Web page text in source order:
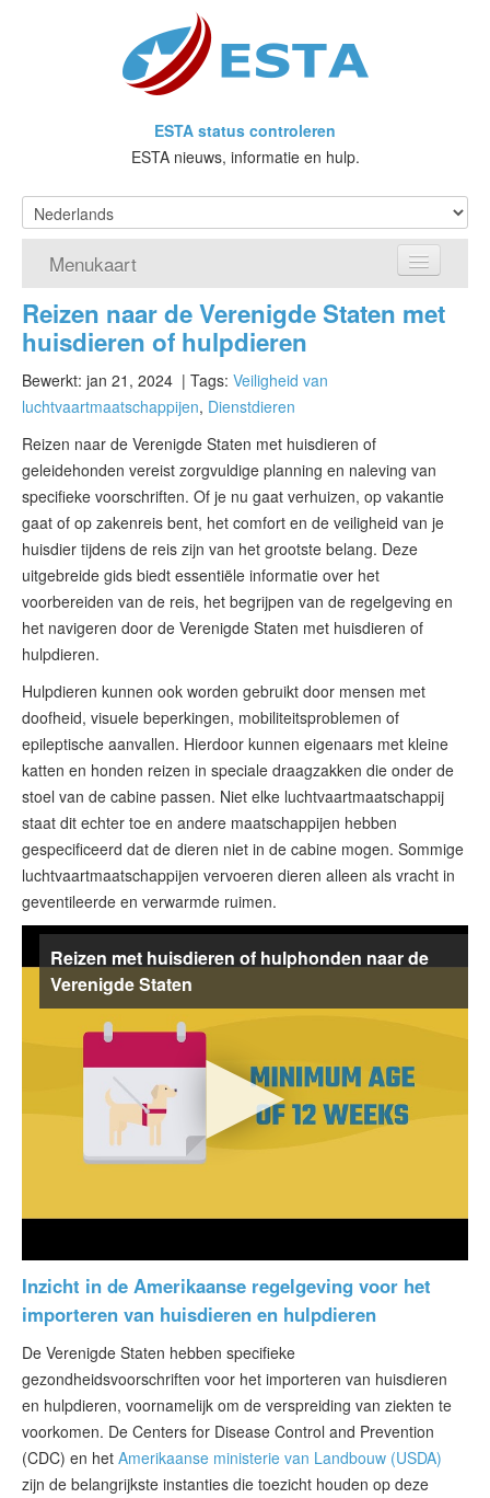
ESTA status controleren
ESTA nieuws, informatie en hulp.
Menukaart
Home
Doe een aanvraag voor ESTA
Wat is ESTA?
VWP
ESTA status
ESTA-artikelen
Neem contact op met
Reizen naar de Verenigde Staten met
huisdieren of hulpdieren
Bewerkt: jan 21, 2024 | Tags: Veiligheid van
luchtvaartmaatschappijen, Dienstdieren
Reizen naar de Verenigde Staten met huisdieren of
geleidehonden vereist zorgvuldige planning en naleving van
specifieke voorschriften. Of je nu gaat verhuizen, op vakantie
gaat of op zakenreis bent, het comfort en de veiligheid van je
huisdier tijdens de reis zijn van het grootste belang. Deze
uitgebreide gids biedt essentiële informatie over het
voorbereiden van de reis, het begrijpen van de regelgeving en
het navigeren door de Verenigde Staten met huisdieren of
hulpdieren.
Hulpdieren kunnen ook worden gebruikt door mensen met
doofheid, visuele beperkingen, mobiliteitsproblemen of
epileptische aanvallen. Hierdoor kunnen eigenaars met kleine
katten en honden reizen in speciale draagzakken die onder de
stoel van de cabine passen. Niet elke luchtvaartmaatschappij
staat dit echter toe en andere maatschappijen hebben
gespecificeerd dat de dieren niet in de cabine mogen. Sommige
luchtvaartmaatschappijen vervoeren dieren alleen als vracht in
geventileerde en verwarmde ruimen.
Reizen met huisdieren of hulphonden naar de
Verenigde Staten
Inzicht in de Amerikaanse regelgeving voor het
importeren van huisdieren en hulpdieren
De Verenigde Staten hebben specifieke
gezondheidsvoorschriften voor het importeren van huisdieren
en hulpdieren, voornamelijk om de verspreiding van ziekten te
voorkomen. De Centers for Disease Control and Prevention
(CDC) en het Amerikaanse ministerie van Landbouw (USDA)
zijn de belangrijkste instanties die toezicht houden op deze